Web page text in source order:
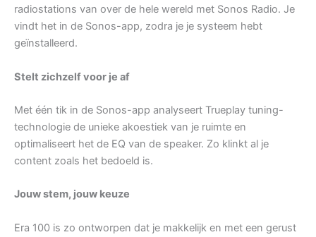
radiostations van over de hele wereld met Sonos Radio. Je
vindt het in de Sonos-app, zodra je je systeem hebt
geïnstalleerd.
Stelt zichzelf voor je af
Met één tik in de Sonos-app analyseert Trueplay tuning-
technologie de unieke akoestiek van je ruimte en
optimaliseert het de EQ van de speaker. Zo klinkt al je
content zoals het bedoeld is.
Jouw stem, jouw keuze
Era 100 is zo ontworpen dat je makkelijk en met een gerust